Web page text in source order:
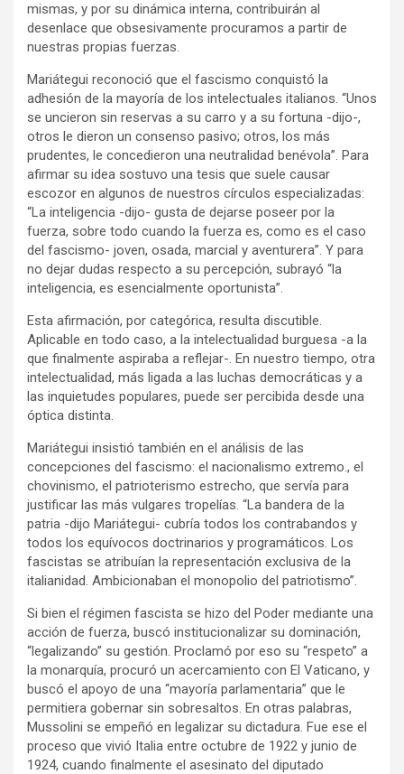
mismas, y por su dinámica interna, contribuirán al
desenlace que obsesivamente procuramos a partir de
nuestras propias fuerzas.
Mariátegui reconoció que el fascismo conquistó la
adhesión de la mayoría de los intelectuales italianos. “Unos
se uncieron sin reservas a su carro y a su fortuna -dijo-,
otros le dieron un consenso pasivo; otros, los más
prudentes, le concedieron una neutralidad benévola”. Para
afirmar su idea sostuvo una tesis que suele causar
escozor en algunos de nuestros círculos especializadas:
“La inteligencia -dijo- gusta de dejarse poseer por la
fuerza, sobre todo cuando la fuerza es, como es el caso
del fascismo- joven, osada, marcial y aventurera”. Y para
no dejar dudas respecto a su percepción, subrayó “la
inteligencia, es esencialmente oportunista”.
Esta afirmación, por categórica, resulta discutible.
Aplicable en todo caso, a la intelectualidad burguesa -a la
que finalmente aspiraba a reflejar-. En nuestro tiempo, otra
intelectualidad, más ligada a las luchas democráticas y a
las inquietudes populares, puede ser percibida desde una
óptica distinta.
Mariátegui insistió también en el análisis de las
concepciones del fascismo: el nacionalismo extremo., el
chovinismo, el patrioterismo estrecho, que servía para
justificar las más vulgares tropelías. “La bandera de la
patria -dijo Mariátegui- cubría todos los contrabandos y
todos los equívocos doctrinarios y programáticos. Los
fascistas se atribuían la representación exclusiva de la
italianidad. Ambicionaban el monopolio del patriotismo”.
Si bien el régimen fascista se hizo del Poder mediante una
acción de fuerza, buscó institucionalizar su dominación,
“legalizando” su gestión. Proclamó por eso su “respeto” a
la monarquía, procuró un acercamiento con El Vaticano, y
buscó el apoyo de una “mayoría parlamentaria” que le
permitiera gobernar sin sobresaltos. En otras palabras,
Mussolini se empeñó en legalizar su dictadura. Fue ese el
proceso que vivió Italia entre octubre de 1922 y junio de
1924, cuando finalmente el asesinato del diputado